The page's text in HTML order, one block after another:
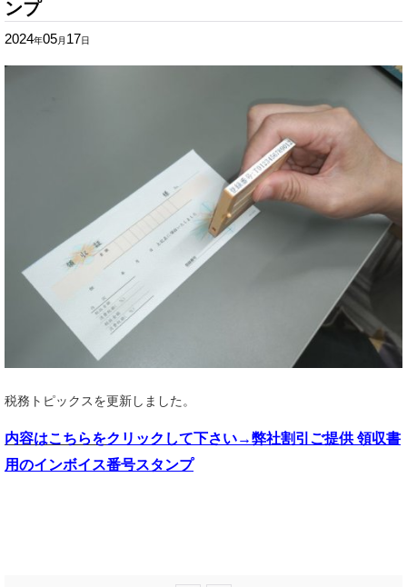
ンプ
2024年05月 17日
税務トピックスを更新しました。
内容はこちらをクリックして下さい→弊社割引ご提供 領収書
用のインボイス番号スタンプ